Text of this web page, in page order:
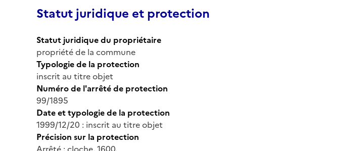
Statut juridique et protection
Statut juridique du propriétaire
propriété de la commune
Typologie de la protection
inscrit au titre objet
Numéro de l'arrêté de protection
99/1895
Date et typologie de la protection
1999/12/20 : inscrit au titre objet
Précision sur la protection